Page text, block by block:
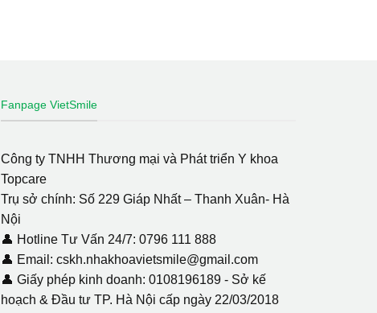
Fanpage VietSmile
Công ty TNHH Thương mại và Phát triển Y khoa
Topcare
Trụ sở chính: Số 229 Giáp Nhất – Thanh Xuân- Hà
Nội
👤 Hotline Tư Vấn 24/7: 0796 111 888
👤 Email: cskh.nhakhoavietsmile@gmail.com
👤 Giấy phép kinh doanh: 0108196189 - Sở kế
hoạch & Đầu tư TP. Hà Nội cấp ngày 22/03/2018